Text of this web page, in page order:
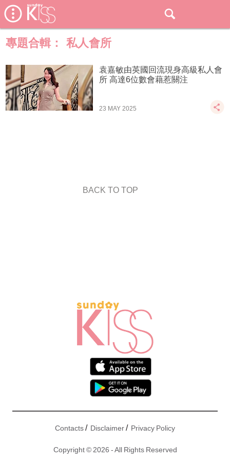
專題合輯： 私人會所
袁嘉敏由英國回流現身高級私人會
所 高達6位數會藉惹關注
23 MAY 2025
BACK TO TOP
Contacts/ Disclaimer/ Privacy Policy
Copyright © 2026 - All Rights Reserved